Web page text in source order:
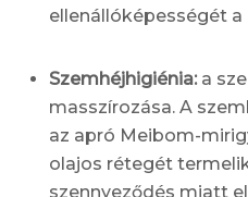
ellenállóképességét
Szemhéjhigiénia:a
masszírozása. A
az apró Meibom-
olajos rétegét
szennyeződés miatt